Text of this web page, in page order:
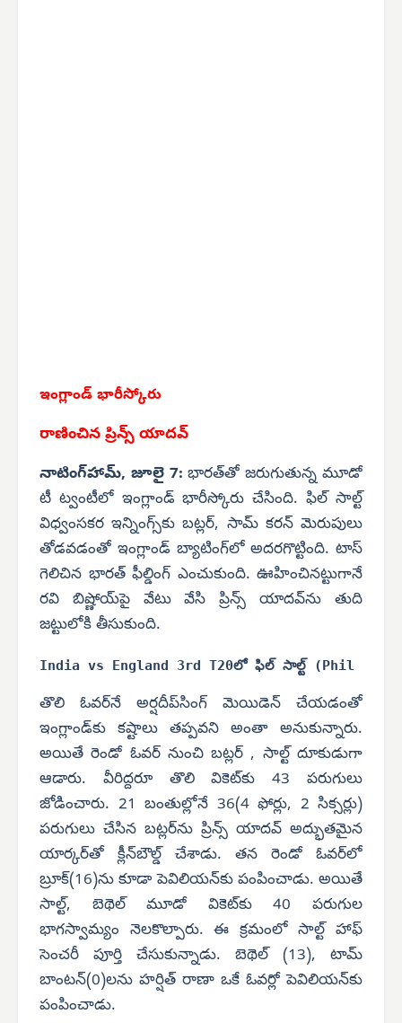
ఇంగ్లాండ్ భారీస్కోరు
రాణించిన ప్రిన్స్ యాదవ్
నాటింగ్‌హామ్, జూలై 7: భారత్‌తో జరుగుతున్న మూడో
టీ ట్వంటీలో ఇంగ్లాండ్ భారీస్కోరు చేసింది. ఫిల్ సాల్ట్
విధ్వంసకర ఇన్నింగ్స్‌కు బట్లర్, సామ్ కరన్ మెరుపులు
తోడవడంతో ఇంగ్లాండ్ బ్యాటింగ్‌లో అదరగొట్టింది. టాస్
గెలిచిన భారత్ ఫీల్డింగ్ ఎంచుకుంది. ఊహించినట్టుగానే
రవి బిష్ణోయ్‌పై వేటు వేసి ప్రిన్స్ యాదవ్‌ను తుది
జట్టులోకి తీసుకుంది.
తొలి ఓవర్‌నే అర్షదీప్‌సింగ్ మెయిడెన్ చేయడంతో
ఇంగ్లాండ్‌కు కష్టాలు తప్పవని అంతా అనుకున్నారు.
అయితే రెండో ఓవర్ నుంచి బట్లర్ , సాల్ట్ దూకుడుగా
ఆడారు. వీరిద్దరూ తొలి వికెట్‌కు 43 పరుగులు
జోడించారు. 21 బంతుల్లోనే 36(4 ఫోర్లు, 2 సిక్సర్లు)
పరుగులు చేసిన బట్లర్‌ను ప్రిన్స్ యాదవ్ అద్భుతమైన
యార్కర్‌తో క్లీన్‌బౌల్డ్ చేశాడు. తన రెండో ఓవర్‌లో
బ్రూక్(16)ను కూడా పెవిలియన్‌కు పంపించాడు. అయితే
సాల్ట్, బెథెల్ మూడో వికెట్‌కు 40 పరుగుల
భాగస్వామ్యం నెలకొల్పారు. ఈ క్రమంలో సాల్ట్ హాఫ్
సెంచరీ పూర్తి చేసుకున్నాడు. బెథెల్ (13), టామ్
బాంటన్(0)లను హర్షిత్ రాణా ఒకే ఓవర్లో పెవిలియన్‌కు
పంపించాడు.